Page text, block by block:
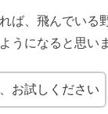
ば、飛んでいる
うになると思い
お試しください